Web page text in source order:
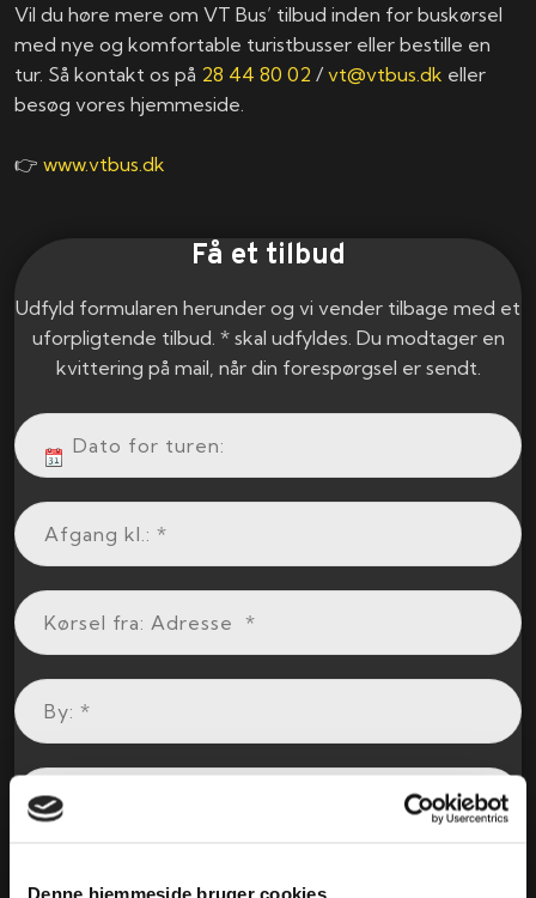
Denne hjemmeside bruger cookies
Vil du høre mere om VT Bus’ tilbud inden for buskørsel
med nye og komfortable turistbusser eller bestille en
tur. Så kontakt os på 28 44 80 02 /vt@vtbus.dk eller
besøg vores hjemmeside.
👉www.vtbus.dk
Få et tilbud
Udfyld formularen herunder og vi vender tilbage med et
uforpligtende tilbud. * skal udfyldes. Du modtager en
kvittering på mail, når din forespørgsel er sendt.